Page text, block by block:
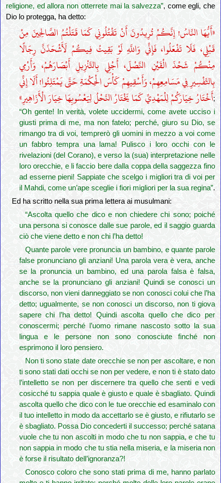
religione, ed allora non otterrete mai la salvezza”, come egli, che
Dio lo protegga, ha detto:
«أَيُّهَا النَّاسُ! إِنَّكُمْ تُرِيدُونَ أَنْ تَقْتُلُونِي كَمَا قَتَلْتُمُ الصَّالِحِينَ مِنْ
قَبْلِي، فَلَا تَفْعَلُوا، فَإِنِّي وَاللَّهِ لَوْ بَقِيتُ فِيكُمْ لَأَشْحَذَنَّ رِجَالًا
مِنْكُمْ شَحْذَ الْقَيْنِ النَّصْلَ، أَجْلِي بِالتَّنْزِيلِ أَبْصَارَهُمْ، وَأَرْمِي
بِالتَّفْسِيرِ فِي مَسَامِعِهِمْ، وَأَسْقِيهِمْ كَأْسَ الْحِكْمَةِ حَتَّى يَمْتَلِئُوا! أَلَا إِنِّي
أَخْتَارُ خِيَارَكُمْ لِلْمَهْدِيِّ كَمَا يَخْتَارُ النَّحْلُ لِيَعْسُوبِهَا خِيَارَ الْأَزَاهِيرِ»;
“Oh gente! In verità, volete uccidermi, come avete ucciso i
giusti prima di me, ma non fatelo; perché, giuro su Dio, se
rimango tra di voi, temprerò gli uomini in mezzo a voi come
un fabbro tempra una lama! Pulisco i loro occhi con le
rivelazioni (del Corano), e verso la (sua) interpretazione nelle
loro orecchie, e li faccio bere dalla coppa della saggezza fino
ad esserne pieni! Sappiate che scelgo i migliori tra di voi per
il Mahdi, come un’ape sceglie i fiori migliori per la sua regina”.
Ed ha scritto nella sua prima lettera ai musulmani:
“Ascolta quello che dico e non chiedere chi sono; poiché
una persona si conosce dalle sue parole, ed il saggio guarda
ciò che viene detto e non chi l’ha detto!
Quante parole vere pronuncia un bambino, e quante parole
false pronunciano gli anziani! Una parola vera è vera, anche
se la pronuncia un bambino, ed una parola falsa è falsa,
anche se la pronunciano gli anziani! Quindi se conosci un
discorso, non vieni danneggiato se non conosci colui che l’ha
detto; ugualmente, se non conosci un discorso, non ti giova
sapere chi l’ha detto! Quindi ascolta quello che dico per
conoscermi; perché l’uomo rimane nascosto sotto la sua
lingua e le persone non sono conosciute finché non
esprimono il loro pensiero.
Non ti sono state date orecchie se non per ascoltare, e non
ti sono stati dati occhi se non per vedere, e non ti è stato dato
l’intelletto se non per discernere tra quello che senti e vedi
cosicché tu sappia quale è giusto e quale è sbagliato. Quindi
ascolta quello che dico con le tue orecchie ed esaminalo con
il tuo intelletto in modo da accettarlo se è giusto, e rifiutarlo se
è sbagliato. Possa Dio concederti il ​​successo; perché satana
vuole che tu non ascolti in modo che tu non sappia, e che tu
non sappia in modo che tu stia nella miseria, e la miseria non
è forse il risultato dell’ignoranza?!
Conosco coloro che sono stati prima di me, hanno parlato